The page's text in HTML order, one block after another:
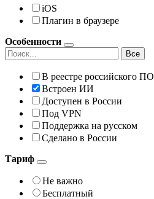
iOS
Плагин в браузере
Особенности
Все
В реестре российского ПО
Встроен ИИ
Доступен в России
Под VPN
Поддержка на русском
Сделано в России
Тариф
Не важно
Бесплатный